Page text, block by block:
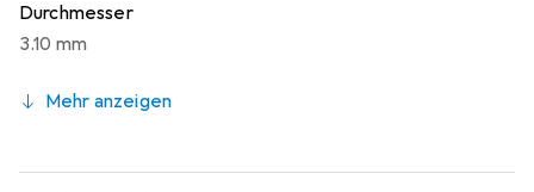
Durchmesser
3.10 mm
Mehr anzeigen